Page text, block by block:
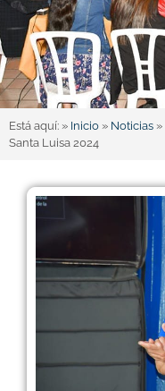
Está aquí: » Inicio » Noticias »
Santa Luisa 2024